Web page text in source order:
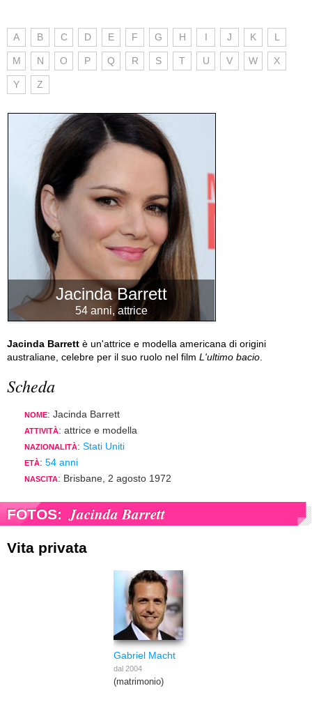
A B C D E F G H I J K L
M N O P Q R S T U V W X
Y Z
Jacinda Barrett
54 anni, attrice
Jacinda Barrett è un'attrice e modella americana di origini
australiane, celebre per il suo ruolo nel film L'ultimo bacio
Scheda
NOME: Jacinda Barrett
ATTIVITÀ: attrice e modella
NAZIONALITÀ: Stati Uniti
ETÀ: 54 anni
NASCITA: Brisbane, 2 agosto 1972
FOTOS: Jacinda Barrett
Vita privata
Gabriel Macht
dal 2004
(matrimonio)